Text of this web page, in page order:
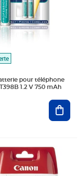
pour téléphone
1.2 V 750 mAh